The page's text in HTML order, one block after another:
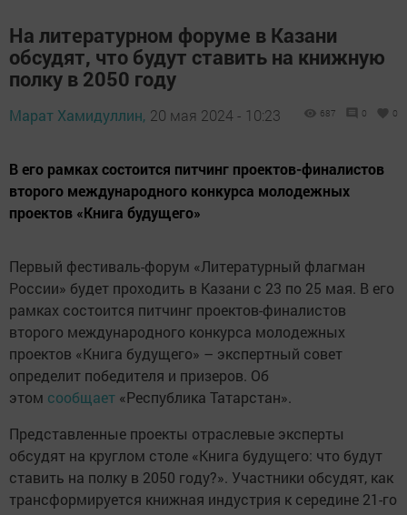
На литературном форуме в Казани
обсудят, что будут ставить на книжную
полку в 2050 году
Марат Хамидуллин, 20 мая 2024 - 10:23 687 0 0
В его рамках состоится питчинг проектов-финалистов
второго международного конкурса молодежных
проектов «Книга будущего»
Первый фестиваль-форум «Литературный флагман
России» будет проходить в Казани с 23 по 25 мая. В его
рамках состоится питчинг проектов-финалистов
второго международного конкурса молодежных
проектов «Книга будущего» – экспертный совет
определит победителя и призеров. Об
этом сообщает «Республика Татарстан».
Представленные проекты отраслевые эксперты
обсудят на круглом столе «Книга будущего: что будут
ставить на полку в 2050 году?». Участники обсудят, как
трансформируется книжная индустрия к середине 21-го